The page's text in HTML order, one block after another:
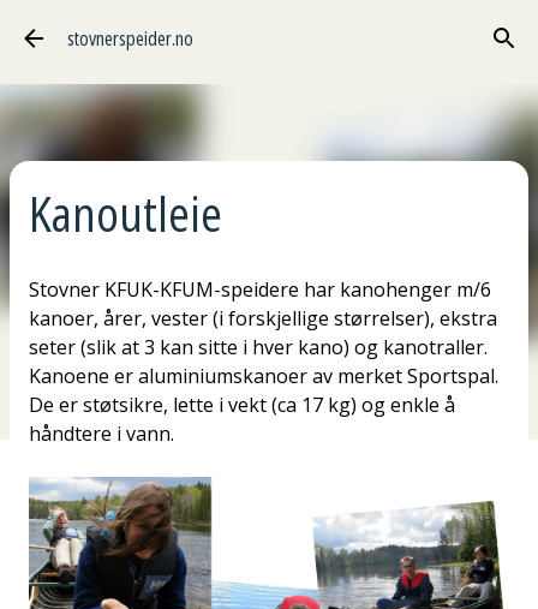
Gå til hovedinnhold
stovnerspeider.no
Kanoutleie
Stovner KFUK-KFUM-speidere har kanohenger m/6
kanoer, årer, vester (i forskjellige størrelser), ekstra
seter (slik at 3 kan sitte i hver kano) og kanotraller.
Kanoene er aluminiumskanoer av merket Sportspal.
De er støtsikre, lette i vekt (ca 17 kg) og enkle å
håndtere i vann.